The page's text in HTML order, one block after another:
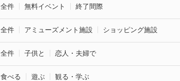
全件 無料イベント 終了間際
全件 アミューズメント施設 ショッピング施設
全件 子供と 恋人・夫婦で
食べる 遊ぶ 観る・学ぶ